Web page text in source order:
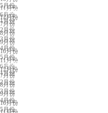
11月份
12月份
5月份
6月份
7月份
8月份
9月份
10月份
11月份
12月份
宁波展会排期
1月份
2月份
3月份
4月份
5月份
6月份
7月份
8月份
9月份
10月份
大连展会排期
1月份
2月份
3月份
4月份
5月份